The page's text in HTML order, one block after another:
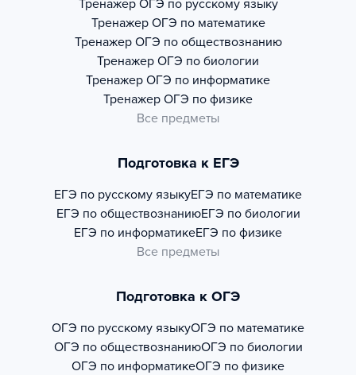
Тренажер ОГЭ по русскому языку
Тренажер ОГЭ по математике
Тренажер ОГЭ по обществознанию
Тренажер ОГЭ по биологии
Тренажер ОГЭ по информатике
Тренажер ОГЭ по физике
Все предметы
Подготовка к ЕГЭ
ЕГЭ по русскому языкуЕГЭ по математике
ЕГЭ по обществознаниюЕГЭ по биологии
ЕГЭ по информатикеЕГЭ по физике
Все предметы
Подготовка к ОГЭ
ОГЭ по русскому языкуОГЭ по математике
ОГЭ по обществознаниюОГЭ по биологии
ОГЭ по информатикеОГЭ по физике